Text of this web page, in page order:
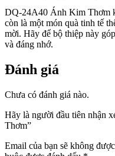
DQ-24A40 Ánh Kim Thơm
còn là một món quà tinh tế
mời. Hãy để bộ thiệp này
và đáng nhớ.
Đánh giá
Chưa có đánh giá nào.
Hãy là người đầu tiên nhận
Thơm”
Email của bạn sẽ không